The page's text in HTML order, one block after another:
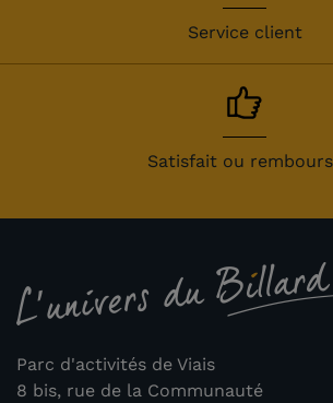
Service client
Satisfait ou
Parc d'activités de Viais
8 bis, rue de la Communauté